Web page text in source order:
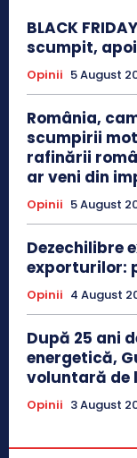
BLACK
scumpit,
Opinii 5 August
România,
scumpirii
rafinării
ar veni din
Opinii 5 August
Dezechilibre
exporturilor:
Opinii 4 August
După 25 ani
energetică,
voluntară de
Opinii 3 August